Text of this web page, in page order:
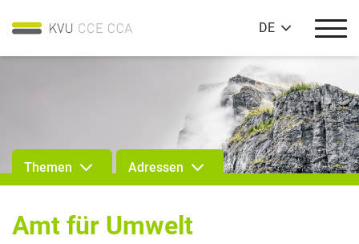
DE
Themen Adressen
Amt für Umwelt